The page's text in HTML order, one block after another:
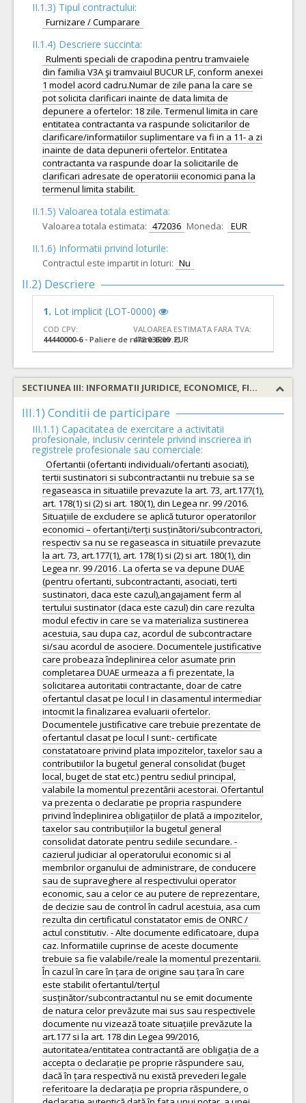
II.1.3) Tipul contractului:
Furnizare / Cumparare
II.1.4) Descriere succinta:
Rulmenti speciali de crapodina pentru tramvaiele
din familia V3A şi tramvaiul BUCUR LF, conform anexei
1 model acord cadru.Numar de zile pana la care se
pot solicita clarificari inainte de data limita de
depunere a ofertelor: 18 zile. Termenul limita in care
entitatea contractanta va raspunde solicitarilor de
clarificare/informatiilor suplimentare va fi in a 11- a zi
inainte de data depunerii ofertelor. Entitatea
contractanta va raspunde doar la solicitarile de
clarificari adresate de operatoriii economici pana la
termenul limita stabilit.
II.1.5) Valoarea totala estimata:
Valoarea totala estimata: 472036 Moneda: EUR
II.1.6) Informatii privind loturile:
Contractul este impartit in loturi: Nu
II.2) Descriere
1. Lot implicit (LOT-0000)
COD CPV:
44440000-6- Paliere de rulare (Rev.2)
VALOAREA ESTIMATA FARA TVA:
472.036,00 EUR
SECTIUNEA III: INFORMATII JURIDICE, ECONOMICE, FINANCIARE SI TEHNICE
III.1) Conditii de participare
III.1.1) Capacitatea de exercitare a activitatii
profesionale, inclusiv cerintele privind inscrierea in
registrele profesionale sau comerciale:
Ofertantii (ofertanti individuali/ofertanti asociati),
tertii sustinatori si subcontractantii nu trebuie sa se
regaseasca in situatiile prevazute la art. 73, art.177(1),
art. 178(1) si (2) si art. 180(1), din Legea nr. 99 /2016.
Situațiile de excludere se aplică tuturor operatorilor
economici – ofertanți/terți susținători/subcontractori,
respectiv sa nu se regaseasca in situatiile prevazute
la art. 73, art.177(1), art. 178(1) si (2) si art. 180(1), din
Legea nr. 99 /2016 . La oferta se va depune DUAE
(pentru ofertanti, subcontractanti, asociati, terti
sustinatori, daca este cazul),angajament ferm al
tertului sustinator (daca este cazul) din care rezulta
modul efectiv in care se va materializa sustinerea
acestuia, sau dupa caz, acordul de subcontractare
si/sau acordul de asociere. Documentele justificative
care probeaza îndeplinirea celor asumate prin
completarea DUAE urmeaza a fi prezentate, la
solicitarea autoritatii contractante, doar de catre
ofertantul clasat pe locul I in clasamentul intermediar
intocmit la finalizarea evaluarii ofertelor.
Documentele justificative care trebuie prezentate de
ofertantul clasat pe locul I sunt:- certificate
constatatoare privind plata impozitelor, taxelor sau a
contributiilor la bugetul general consolidat (buget
local, buget de stat etc.) pentru sediul principal,
valabile la momentul prezentării acestorai. Ofertantul
va prezenta o declaratie pe propria raspundere
privind îndeplinirea obligațiilor de plată a impozitelor,
taxelor sau contribuțiilor la bugetul general
consolidat datorate pentru sediile secundare. -
cazierul judiciar al operatorului economic si al
membrilor organului de administrare, de conducere
sau de supraveghere al respectivului operator
economic, sau a celor ce au putere de reprezentare,
de decizie sau de control în cadrul acestuia, asa cum
rezulta din certificatul constatator emis de ONRC /
actul constitutiv. - Alte documente edificatoare, dupa
caz. Informatiile cuprinse de aceste documente
trebuie sa fie valabile/reale la momentul prezentarii.
În cazul în care în țara de origine sau țara în care
este stabilit ofertantul/terțul
susținător/subcontractantul nu se emit documente
de natura celor prevăzute mai sus sau respectivele
documente nu vizează toate situațiile prevăzute la
art.177 si la art. 178 din Legea 99/2016,
autoritatea/entitatea contractantă are obligația de a
accepta o declarație pe proprie răspundere sau,
dacă în țara respectivă nu există prevederi legale
referitoare la declarația pe propria răspundere, o